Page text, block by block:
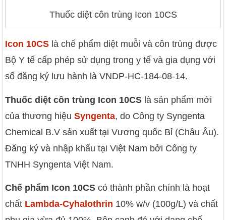
Thuốc diệt côn trùng Icon 10CS
Icon 10CS là chế phẩm diệt muỗi và côn trùng được
Bộ Y tế cấp phép sử dụng trong y tế và gia dụng với
số đăng ký lưu hành là VNDP-HC-184-08-14.
Thuốc diệt côn trùng Icon 10CS là sản phẩm mới
của thương hiệuSyngenta, do Công ty Syngenta
Chemical B.V sản xuất tại Vương quốc Bỉ (Châu Âu).
Đăng ký và nhập khẩu tại Việt Nam bởi Công ty
TNHH Syngenta Việt Nam.
Chế phẩm Icon 10CS có thành phần chính là hoạt
chất Lambda-Cyhalothrin 10% w/v (100g/L) và chất